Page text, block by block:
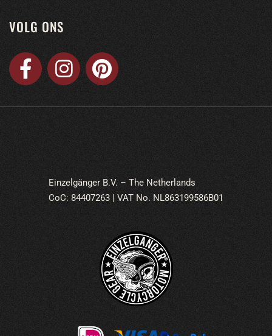
VOLG ONS
Einzelgänger B.V. – The Netherlands
CoC: 84407263 | VAT No. NL863199586B01